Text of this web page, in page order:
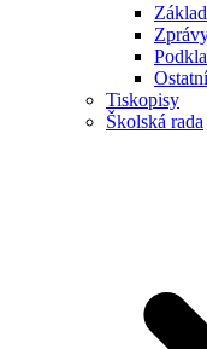
Ostatní
Tiskopisy
Školská rada